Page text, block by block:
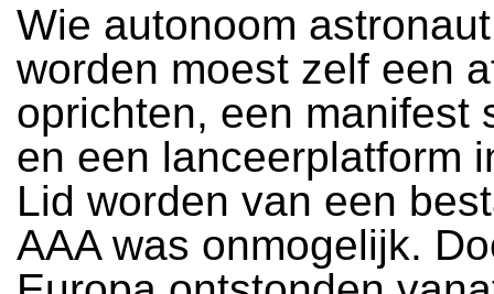
Wie autonoom
worden moest zelf een
oprichten, een manifest
en een lanceerplatform
Lid worden van een
AAA was onmogelijk.